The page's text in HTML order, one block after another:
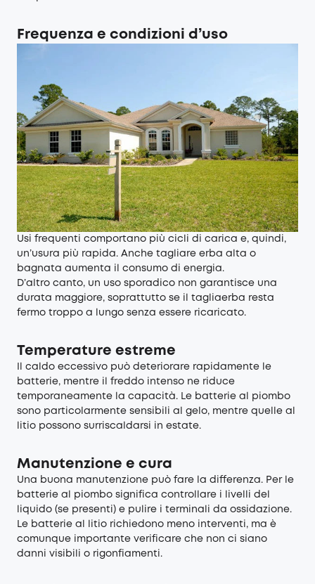
Frequenza e condizioni d’uso
Usi frequenti comportano più cicli di carica e, quindi,
un’usura più rapida. Anche tagliare erba alta o
bagnata aumenta il consumo di energia.
D’altro canto, un uso sporadico non garantisce una
durata maggiore, soprattutto se il tagliaerba resta
fermo troppo a lungo senza essere ricaricato.
Temperature estreme
Il caldo eccessivo può deteriorare rapidamente le
batterie, mentre il freddo intenso ne riduce
temporaneamente la capacità. Le batterie al piombo
sono particolarmente sensibili al gelo, mentre quelle al
litio possono surriscaldarsi in estate.
Manutenzione e cura
Una buona manutenzione può fare la differenza. Per le
batterie al piombo significa controllare i livelli del
liquido (se presenti) e pulire i terminali da ossidazione.
Le batterie al litio richiedono meno interventi, ma è
comunque importante verificare che non ci siano
danni visibili o rigonfiamenti.